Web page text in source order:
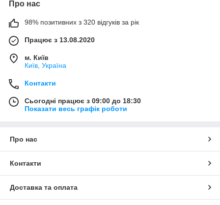
Про нас
98% позитивних з 320 відгуків за рік
Працює з 13.08.2020
м. Київ
Київ, Україна
Контакти
Сьогодні працює з 09:00 до 18:30
Показати весь графік роботи
Про нас
Контакти
Доставка та оплата